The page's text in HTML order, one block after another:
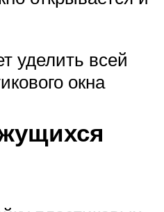
уделить всей
окна